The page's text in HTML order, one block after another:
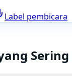
Label pembicara